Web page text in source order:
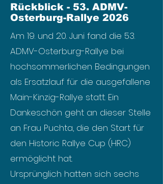
Rückblick - 53. ADMV-
Osterburg-Rallye 2026
Am 19. und 20. Juni fand die 53.
ADMV-Osterburg-Rallye bei
hochsommerlichen Bedingungen
als Ersatzlauf für die ausgefallene
Main-Kinzig-Rallye statt. Ein
Dankeschön geht an dieser Stelle
an Frau Puchta, die den Start für
den Historic Rallye Cup (HRC)
ermöglicht hat.
Ursprünglich hatten sich sechs